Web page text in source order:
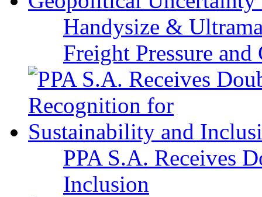
Handysize &
Freight Pressure
PPA S.A. Receives
Inclusion